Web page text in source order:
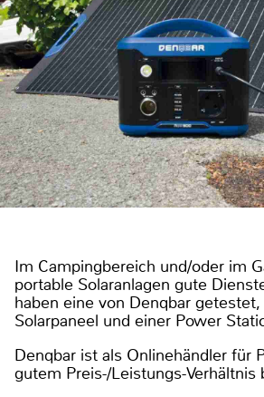
Im Campingbereich und/oder im
portable Solaranlagen gute
haben eine von Denqbar
Solarpaneel und einer Power
Denqbar ist als Onlinehändler für
gutem Preis-/Leistungs-Verhältnis